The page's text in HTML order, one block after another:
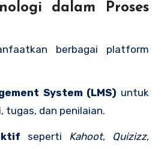
dalam Proses
berbagai platform
System (LMS) untuk
tugas, dan penilaian.
seperti Kahoot, Quizizz,